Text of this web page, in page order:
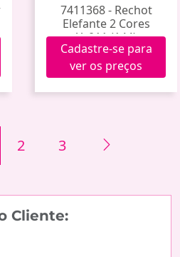
7411368 - Rechot
Elefante 2 Cores
Yy011 (144)
Cadastre-se para
ver os preços
2 3
Cliente: